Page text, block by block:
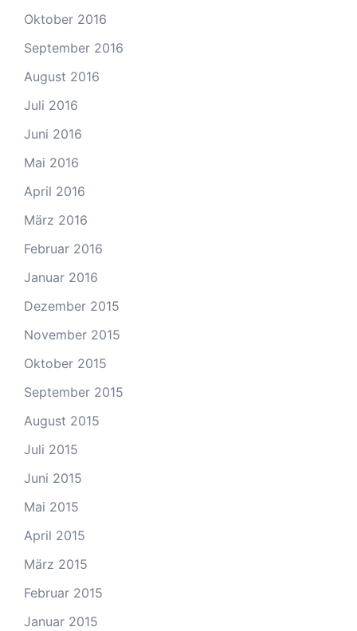
Oktober 2016
September 2016
August 2016
Juli 2016
Juni 2016
Mai 2016
April 2016
März 2016
Februar 2016
Januar 2016
Dezember 2015
November 2015
Oktober 2015
September 2015
August 2015
Juli 2015
Juni 2015
Mai 2015
April 2015
März 2015
Februar 2015
Januar 2015